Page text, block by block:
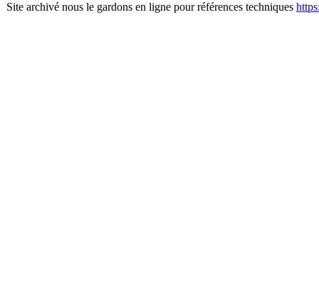
Site archivé nous le gardons en ligne pour références techniques